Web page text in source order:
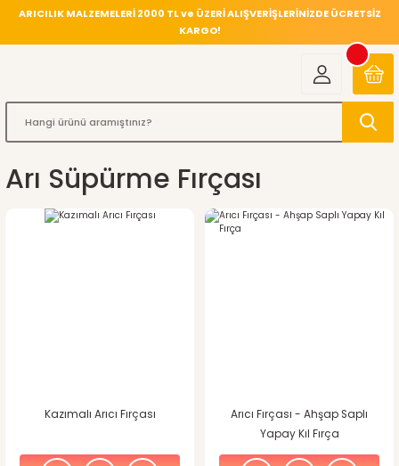
ARICILIK MALZEMELERİ 2000 TL ve ÜZERİ ALIŞVERİŞLERİNİZDE ÜCRETSİZ
KARGO!
Arı Süpürme Fırçası
Kazımalı Arıcı Fırçası
Arıcı Fırçası - Ahşap Saplı
Yapay Kıl Fırça